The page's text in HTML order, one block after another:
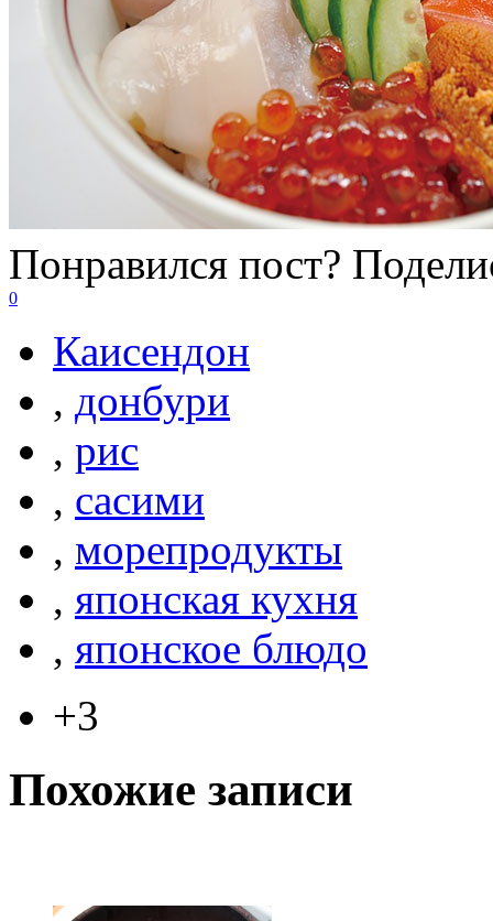
Понравился пост?
0
Каисендон
, донбури
, рис
, сасими
, морепродукты
, японская кухня
, японское блюдо
+3
Похожие записи